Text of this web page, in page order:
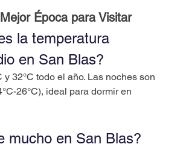
Época para Visitar
la temperatura
en San Blas?
y 32°C todo el año. Las noches son
26°C), ideal para dormir en
mucho en San Blas?